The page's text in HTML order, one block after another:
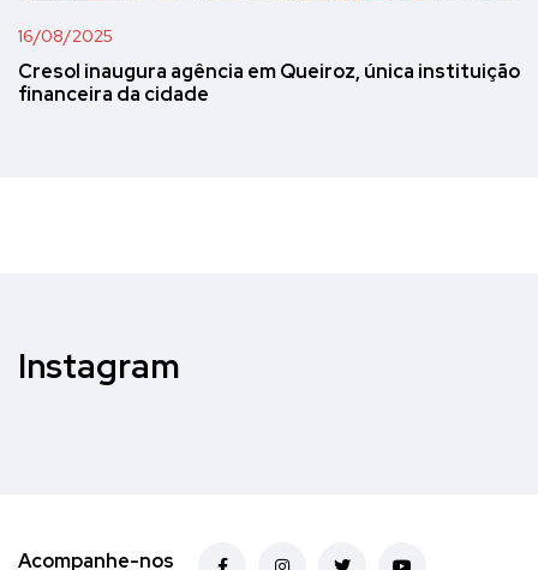
16/08/2025
Cresol inaugura agência em Queiroz, única instituição
financeira da cidade
Instagram
Acompanhe-nos